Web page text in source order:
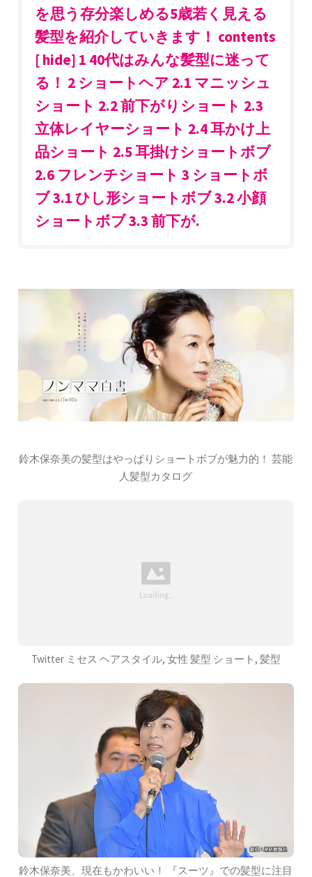
を思う存分楽しめる5歳若く見える
髪型を紹介していきます！ contents
[ hide] 1 40代はみんな髪型に迷って
る！ 2 ショートヘア 2.1 マニッシュ
ショート 2.2 前下がりショート 2.3
立体レイヤーショート 2.4 耳かけ上
品ショート 2.5 耳掛けショートボブ
2.6 フレンチショート 3 ショートボ
ブ 3.1 ひし形ショートボブ 3.2 小顔
ショートボブ 3.3 前下が.
鈴木保奈美の髪型はやっぱりショートボブが魅力的！ 芸能
人髪型カタログ
Twitter ミセス ヘアスタイル, 女性 髪型 ショート, 髪型
鈴木保奈美、現在もかわいい！ 『スーツ』での髪型に注目